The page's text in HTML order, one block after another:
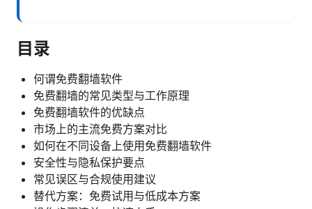
目录
何谓免费翻墙软件
免费翻墙的常见类型与工作原理
免费翻墙软件的优缺点
市场上的主流免费方案对比
如何在不同设备上使用免费翻墙软件
安全性与隐私保护要点
常见误区与合规使用建议
替代方案：免费试用与低成本方案